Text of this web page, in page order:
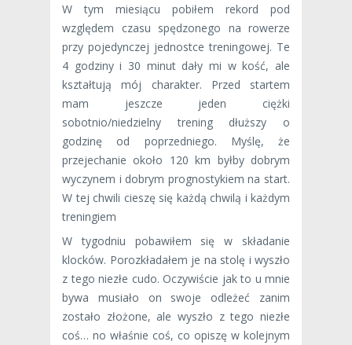
W tym miesiącu pobiłem rekord pod
względem czasu spędzonego na rowerze
przy pojedynczej jednostce treningowej. Te
4 godziny i 30 minut dały mi w kość, ale
kształtują mój charakter. Przed startem
mam jeszcze jeden ciężki
sobotnio/niedzielny trening dłuższy o
godzinę od poprzedniego. Myślę, że
przejechanie około 120 km byłby dobrym
wyczynem i dobrym prognostykiem na start.
W tej chwili cieszę się każdą chwilą i każdym
treningiem
W tygodniu pobawiłem się w składanie
klocków. Porozkładałem je na stolę i wyszło
z tego niezłe cudo. Oczywiście jak to u mnie
bywa musiało on swoje odleżeć zanim
zostało złożone, ale wyszło z tego niezłe
coś… no właśnie coś, co opiszę w kolejnym